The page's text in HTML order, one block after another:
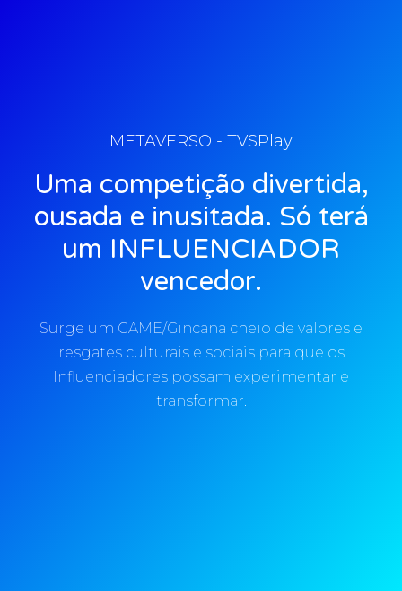
METAVERSO - TVSPlay
Uma competição divertida,
ousada e inusitada. Só terá
um INFLUENCIADOR
vencedor.
Surge um GAME/Gincana cheio de valores e
resgates culturais e sociais para que os
Influenciadores possam experimentar e
transformar.